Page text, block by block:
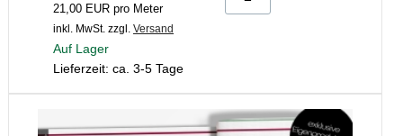
21,00 EUR pro Meter
inkl. MwSt. zzgl. Versand
Auf Lager
Lieferzeit: ca. 3-5 Tage